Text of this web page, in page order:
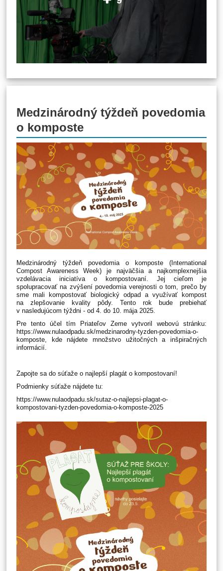
Medzinárodný týždeň povedomia
o komposte
Medzinárodný týždeň povedomia o komposte (International
Compost Awareness Week) je najväčšia a najkomplexnejšia
vzdelávacia iniciatíva o kompostovaní. Jej cieľom je
spolupracovať na zvýšení povedomia verejnosti o tom, prečo by
sme mali kompostovať biologický odpad a využívať kompost
na zlepšovanie kvality pôdy. Tento rok bude prebiehať
v nasledujúcom týždni - od 4. do 10. mája 2025.
Pre tento účel tím Priateľov Zeme vytvoril webovú stránku:
https://www.nulaodpadu.sk/medzinarodny-tyzden-povedomia-o-
komposte, kde nájdete množstvo užitočných a inšpiračných
informácií.
Zapojte sa do súťaže o najlepší plagát o kompostovaní!
Podmienky súťaže nájdete tu:
https://www.nulaodpadu.sk/sutaz-o-najlepsi-plagat-o-
kompostovani-tyzden-povedomia-o-komposte-2025